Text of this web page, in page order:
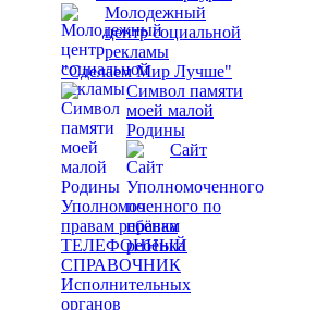
Молодежный
центр социальной
рекламы
"Сделаем Мир Лучше"
Символ памяти
моей малой
Родины
Сайт
Уполномоченного по
правам ребёнка
ТЕЛЕФОННЫЙ
СПРАВОЧНИК
Исполнительных
органов